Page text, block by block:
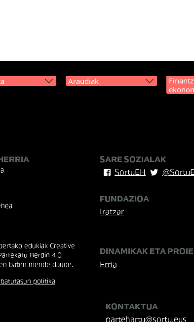
Araudiak
edukiak Creative
Berdin 4.0
baten mende daude.
politika
SARE SOZIALAK
SortuEH
FUNDAZIOA
Iratzar
DINAMIKAK ETA
Erria
KONTAKTUA
partehartu@sortu.eus